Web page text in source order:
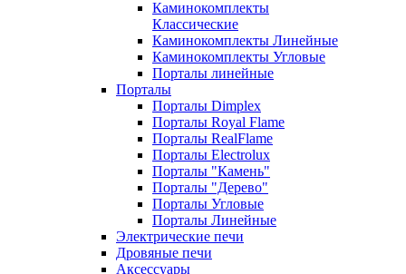
Каминокомплекты
Классические
Каминокомплекты Линейные
Каминокомплекты Угловые
Порталы линейные
Порталы
Порталы Dimplex
Порталы Royal Flame
Порталы RealFlame
Порталы Electrolux
Порталы "Камень"
Порталы "Дерево"
Порталы Угловые
Порталы Линейные
Электрические печи
Дровяные печи
Аксессуары